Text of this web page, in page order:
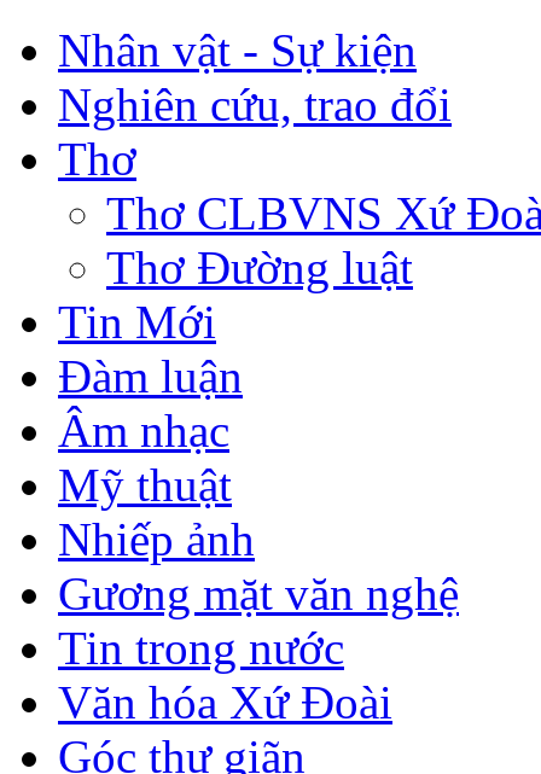
Nhân vật - Sự kiện
Nghiên cứu, trao đổi
Thơ
Thơ CLBVNS Xứ
Thơ Đường luật
Tin Mới
Đàm luận
Âm nhạc
Mỹ thuật
Nhiếp ảnh
Gương mặt văn nghệ
Tin trong nước
Văn hóa Xứ Đoài
Góc thư giãn